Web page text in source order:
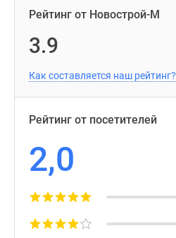
Рейтинг от Новострой-М
3.9
Как составляется наш рейтинг?
Рейтинг от посетителей
2,0